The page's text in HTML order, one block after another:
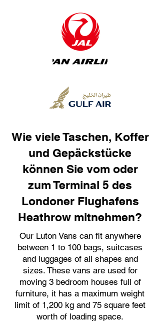
Wie viele Taschen, Koffer
und Gepäckstücke
können Sie vom oder
zum Terminal 5 des
Londoner Flughafens
Heathrow mitnehmen?
Our Luton Vans can fit anywhere
between 1 to 100 bags, suitcases
and luggages of all shapes and
sizes. These vans are used for
moving 3 bedroom houses full of
furniture, it has a maximum weight
limit of 1,200 kg and 75 square feet
worth of loading space.